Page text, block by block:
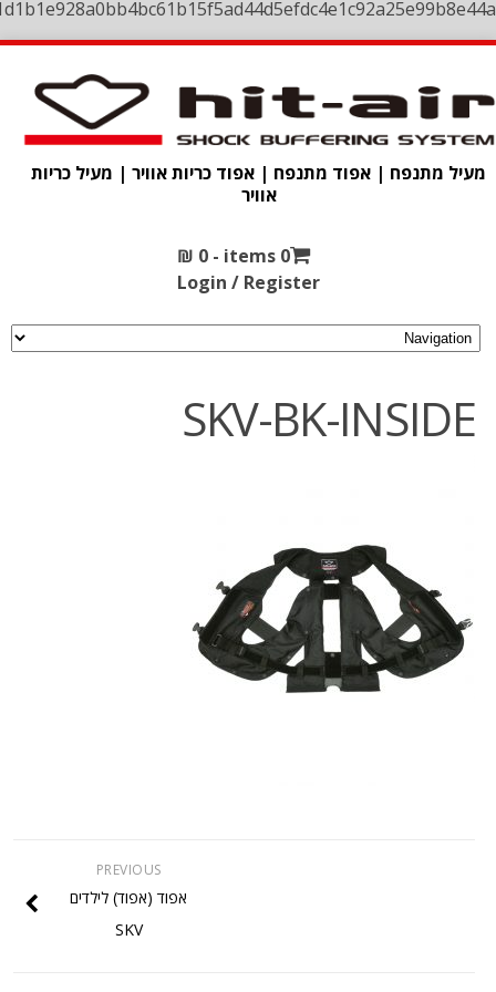
מעיל מתנפח | אפוד מתנפח | אפוד כריות אוויר | מעיל כריות
אוויר
0 items -
₪ 0
Login / Register
SKV-BK-INSIDE
PREVIOUS
אפוד (אפוד) לילדים
SKV